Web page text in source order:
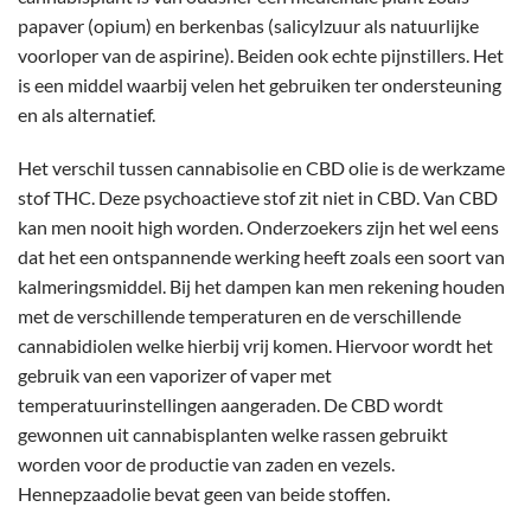
papaver (opium) en berkenbas (salicylzuur als natuurlijke
voorloper van de aspirine). Beiden ook echte pijnstillers. Het
is een middel waarbij velen het gebruiken ter ondersteuning
en als alternatief.
Het verschil tussen cannabisolie en CBD olie is de werkzame
stof THC. Deze psychoactieve stof zit niet in CBD. Van CBD
kan men nooit high worden. Onderzoekers zijn het wel eens
dat het een ontspannende werking heeft zoals een soort van
kalmeringsmiddel. Bij het dampen kan men rekening houden
met de verschillende temperaturen en de verschillende
cannabidiolen welke hierbij vrij komen. Hiervoor wordt het
gebruik van een vaporizer of vaper met
temperatuurinstellingen aangeraden. De CBD wordt
gewonnen uit cannabisplanten welke rassen gebruikt
worden voor de productie van zaden en vezels.
Hennepzaadolie bevat geen van beide stoffen.